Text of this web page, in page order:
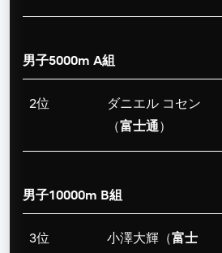
男子5000m A組
2位
ダニエル コセン
（富士通）
男子10000m B組
3位 小澤大輝（富士